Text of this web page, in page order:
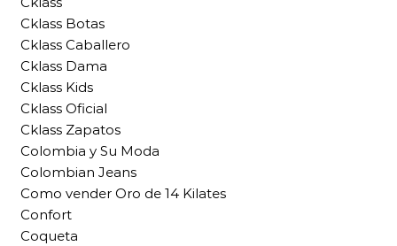
Cklass Botas
Cklass Caballero
Cklass Dama
Cklass Kids
Cklass Oficial
Cklass Zapatos
Colombia y Su Moda
Colombian Jeans
Como vender Oro de 14 Kilates
Confort
Coqueta